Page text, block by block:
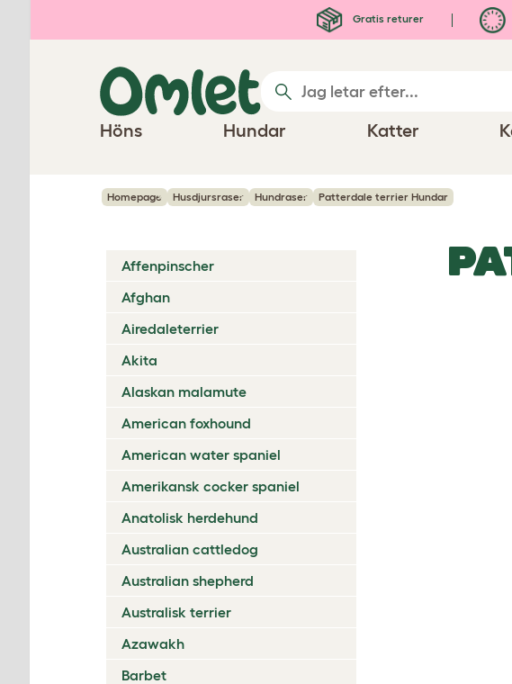
Gratis returer
Höns Hundar Katter
Homepage Husdjursraser Hundraser Patterdale terrier Hundar
Affenpinscher
Afghan
Airedaleterrier
Akita
Alaskan malamute
American foxhound
American water spaniel
Amerikansk cocker spaniel
Anatolisk herdehund
Australian cattledog
Australian shepherd
Australisk terrier
Azawakh
Barbet